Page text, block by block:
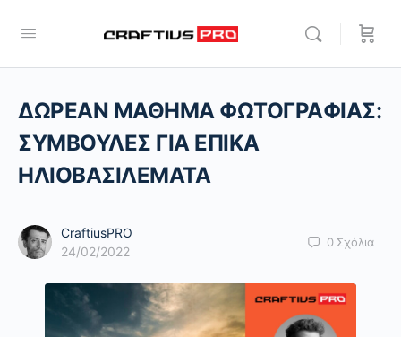
ΔΩΡΕΑΝ ΜΑΘΗΜΑ ΦΩΤΟΓΡΑΦΙΑΣ:
ΣΥΜΒΟΥΛΕΣ ΓΙΑ ΕΠΙΚΑ
ΗΛΙΟΒΑΣΙΛΕΜΑΤΑ
CraftiusPRO
24/02/2022
0 Σχόλια